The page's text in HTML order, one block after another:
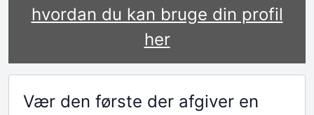
hvordan du kan bruge din profil
her
Vær den første der afgiver en